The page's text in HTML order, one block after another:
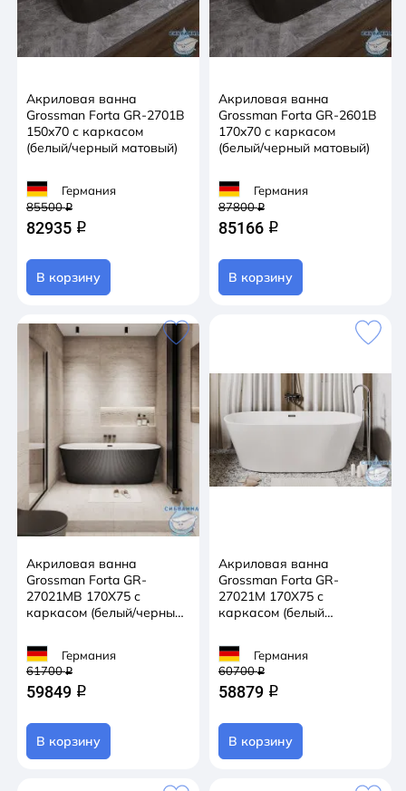
ванна сочетает в себе функциональность,
надежность и эстетическое привлекательность,
создавая идеальное пространство для релаксации
Акриловая ванна
Grossman Forta GR-2701B
150x70 с каркасом
(белый/черный матовый)
Германия
85500q
82935 q
В корзину
Акриловая ванна
Grossman Forta GR-2601B
170x70 с каркасом
(белый/черный матовый)
Германия
87800q
85166 q
В корзину
Акриловая ванна
Grossman Forta GR-
27021MB 170X75 с
каркасом (белый/черный
Германия
61700q
59849 q
В корзину
Акриловая ванна
Grossman Forta GR-
27021M 170X75 с
каркасом (белый
Германия
60700q
58879 q
В корзину